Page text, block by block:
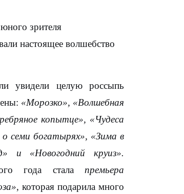
зрителя
настоящее волшебство
увидели целую россыпь
«Морозко», «Волшебная
копытце», «Чудеса
семи богатырях», «Зима в
и «Новогодний круиз».
года стала премьера
, которая подарила много